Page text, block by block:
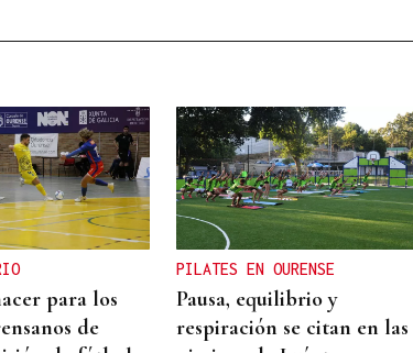
para los
de
PILATES EN OURENSE
Pausa, equilibrio y
respiración se citan en las